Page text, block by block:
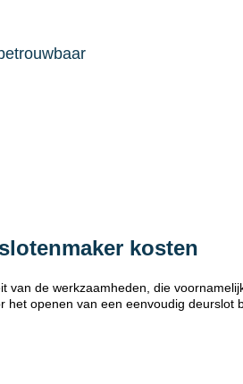
kosten
van de werkzaamheden, die
openen van een eenvoudig deurslot